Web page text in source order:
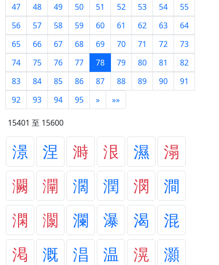
47
48 49 50 51 52 53 54
55
56
57 58 59 60 61 62 63
64
65
66 67 68 69 70 71 72
73
74
75 76 77 78 79 80 81
82
83
84 85 86 87 88 89 90
91
92
93 94 95 » »»
15401 至 15600
澋 涅 溡 泿 濕
溻
灍
灛 濶 潤 潣
澗
澖
灁 瀾 瀑 渴
混
渇
溉 淐 温 滉
灝